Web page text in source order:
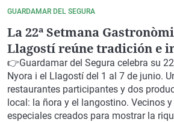
GUARDAMAR DEL SEGURA
La 22ª Setmana
Llagostí reúne tradición e
fortalecer la riqueza
👉Guardamar del Segura celebra su
Nyora i el Llagostí del 1 al 7 de junio.
restaurantes participantes y dos
local: la ñora y el langostino. Vecinos
especiales creados para mostrar la